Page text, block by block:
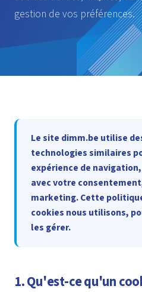
gestion de vos préférences.
Le site dimm.be utilise
technologies similaires
expérience de
avec votre
marketing. Cette
cookies nous utilisons,
les gérer.
1. Qu'est-ce qu'un